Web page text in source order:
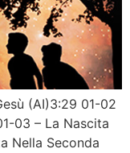
(AI)3:29 01-02
03 – La Nascita
Nella Seconda